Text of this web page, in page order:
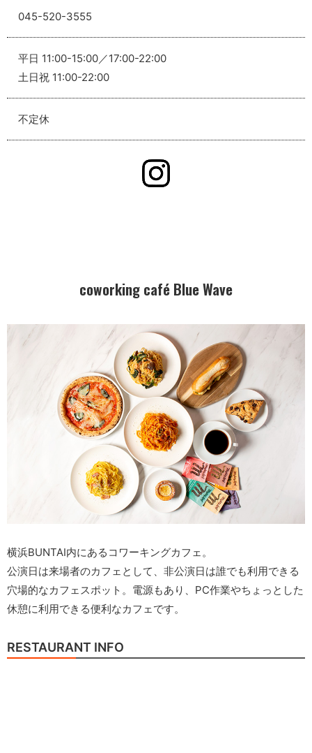
045-520-3555
平日 11:00-15:00／17:00-22:00
土日祝 11:00-22:00
不定休
coworking caféBlue Wave
横浜BUNTAI内にあるコワーキングカフェ。
公演日は来場者のカフェとして、非公演日は誰でも利用できる
穴場的なカフェスポット。電源もあり、PC作業やちょっとした
休憩に利用できる便利なカフェです。
RESTAURANT INFO